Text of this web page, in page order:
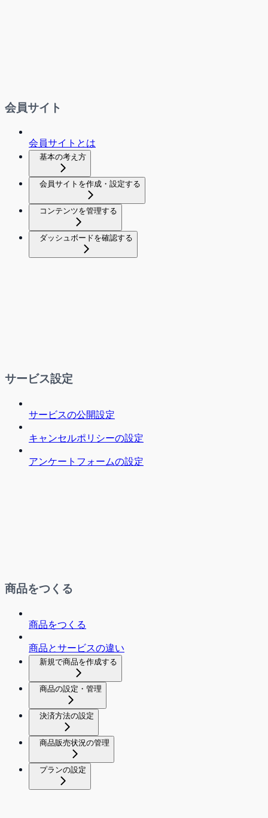
会員サイト
会員サイトとは
基本の考え方
会員サイトを作成・設定する
コンテンツを管理する
ダッシュボードを確認する
サービス設定
サービスの公開設定
キャンセルポリシーの設定
アンケートフォームの設定
商品をつくる
商品をつくる
商品とサービスの違い
新規で商品を作成する
商品の設定・管理
決済方法の設定
商品販売状況の管理
プランの設定